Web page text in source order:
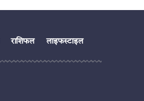
राशिफल लाइफस्टाइल